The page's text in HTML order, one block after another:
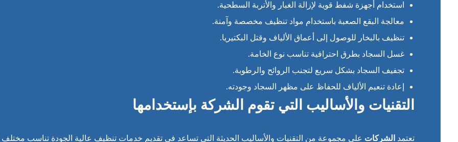
استخدام أجهزة شفط قوية لإزالة الغبار والأتربة السطحية.
معالجة البقع الصعبة باستخدام مواد تنظيف مخصصة وآمنة.
تنظيف بالبخار للوصول إلى أعماق الألياف وقتل البكتيريا.
غسل السجاد بطرق احترافية تناسب نوع الخامة.
تجفيف السجاد بشكل سريع لتجنب الروائح والرطوبة.
إعادة تنعيم الألياف للحفاظ على مظهر السجاد وجودته.
التقنيات والأساليب التي تقوم الشركة بإستخدامها
تعتمد الشركات على مجموعة من التقنيات والأساليب الحديثة التي تساعد في تقديم خدمات تنظيف عالية الجودة تناسب مختلف